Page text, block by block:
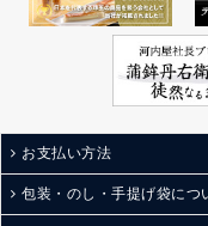
お支払い方法
包装・のし・手提げ袋につ